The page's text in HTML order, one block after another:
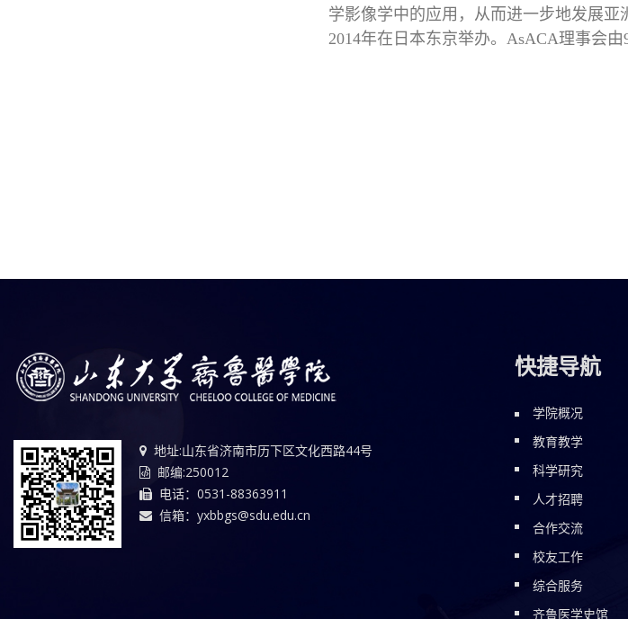
学影像学中的应用，从而进一步地发展
2014年在日本东京举办。AsACA理事会
地址:山东省济南市历下区文化西路44号
邮编:250012
电话：0531-88363911
信箱：yxbbgs@sdu.edu.cn
快捷导航
学院概况
教育教学
科学研究
人才招聘
合作交流
校友工作
综合服务
齐鲁医学史馆